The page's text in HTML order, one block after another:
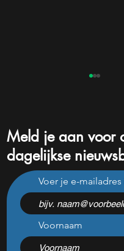
Goedkoop
deze dividendreus:
valkuil?
Meld je aan voor
dagelijkse
Voer je e-mailadres
Voornaam